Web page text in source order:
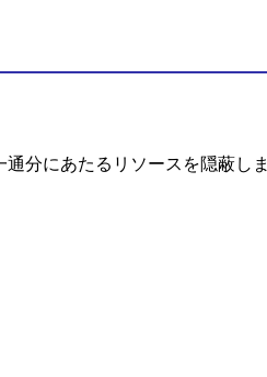
分にあたるリソースを隠蔽し